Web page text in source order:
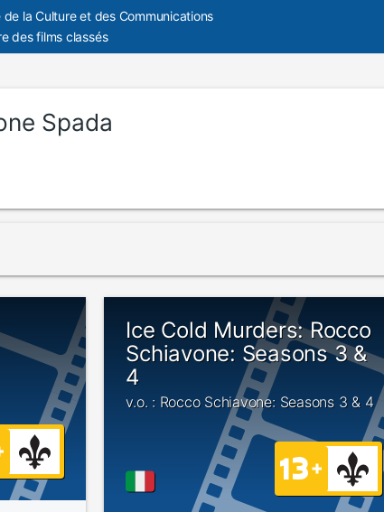
de la Culture et des Communications
des films classés
Spada
Ice Cold Murders: Rocco
Schiavone: Seasons 3 &
4
v.o. : Rocco Schiavone: Seasons 3 & 4